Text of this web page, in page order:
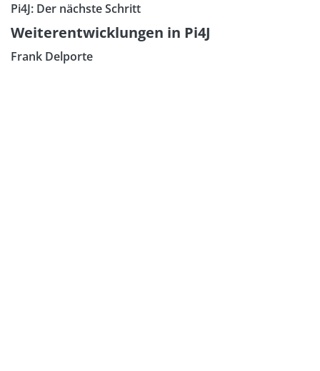
Pi4J: Der nächste Schritt
Weiterentwicklungen in Pi4J
Frank Delporte